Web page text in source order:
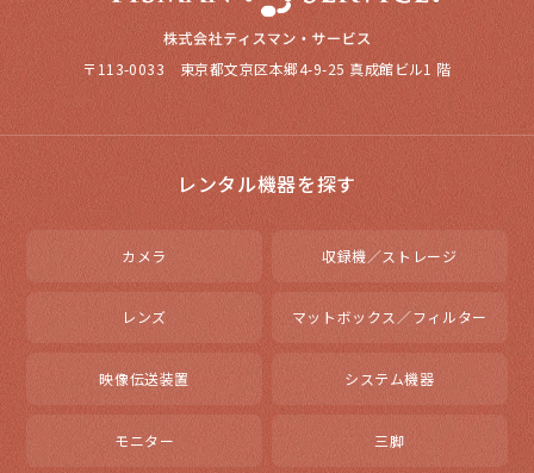
〒113-0033 東京都文京区本郷4-9-25 真成館ビル1 階
レンタル機器を探す
カメラ 収録機／ストレージ
レンズ マットボックス／フィルター
映像伝送装置 システム機器
モニター 三脚